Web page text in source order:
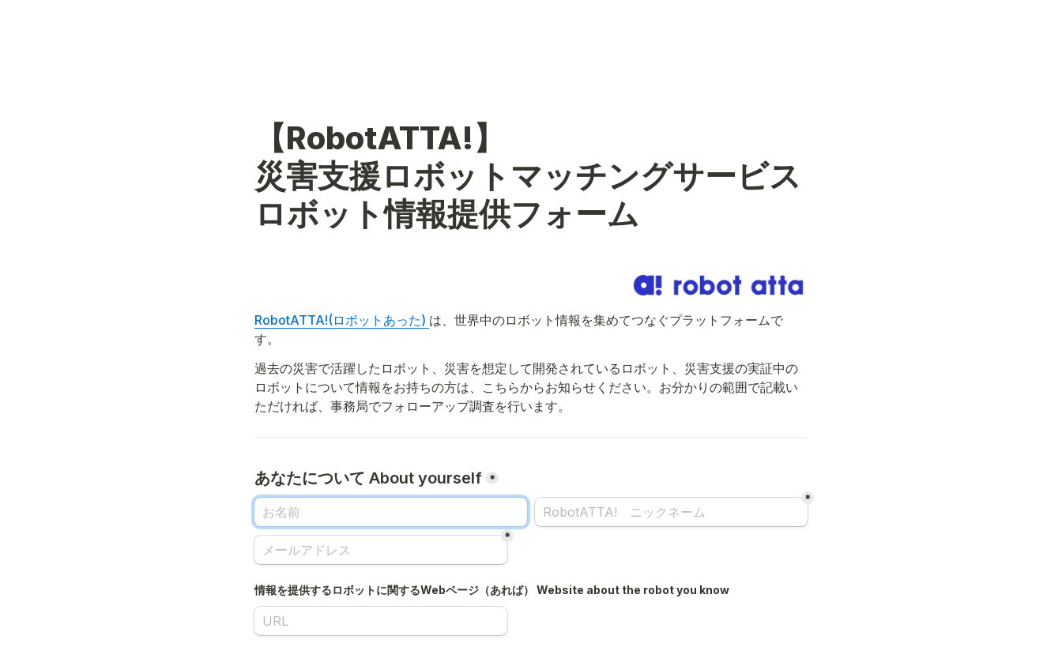
【RobotATTA!】
災害支援ロボットマッチングサービス
ロボット情報提供フォーム
RobotATTA!(ロボットあった) は、世界中のロボット情報を集めてつなぐプラットフォームで
過去の災害で活躍したロボット、災害を想定して開発されているロボット、災害支援の実証中の
ロボットについて情報をお持ちの方は 、こちらからお知らせください。お分かりの範囲で記載い
*
*
*
情報を提供するロボットに関するWebページ（あれば） Website about the robot you know